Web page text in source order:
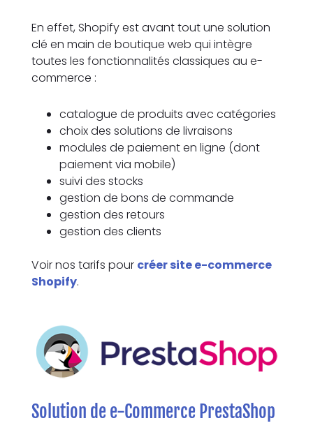
En effet, Shopify est avant tout une solution
clé en main de boutique web qui intègre
toutes les fonctionnalités classiques au e-
commerce :
catalogue de produits avec catégories
choix des solutions de livraisons
modules de paiement en ligne (dont
paiement via mobile)
suivi des stocks
gestion de bons de commande
gestion des retours
gestion des clients
Voir nos tarifs pour créer site e-commerce
Shopify.
Solution de e-Commerce PrestaShop